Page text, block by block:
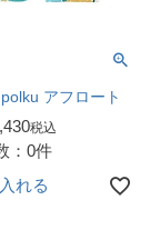
アフロート
税込
：0件
れる